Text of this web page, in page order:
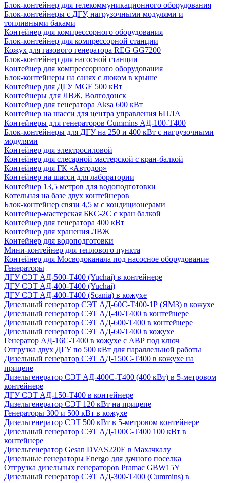
Блок-контейнер для телекоммуникационного оборудования
Блок-контейнеры с ДГУ, нагрузочными модулями и
топливными баками
Контейнер для компрессорного оборудования
Блок-контейнер для компрессорной станции
Кожух для газового генератора REG GG7200
Блок-контейнер для насосной станции
Контейнер для компрессорного оборудования
Блок-контейнеры на санях с люком в крыше
Контейнер для ДГУ MGE 500 кВт
Контейнеры для ЛВЖ, Волгодонск
Контейнер для генератора Aksa 600 кВт
Контейнер на шасси для центра управления БПЛА
Контейнеры для генераторов Cummins АД-100-Т400
Блок-контейнеры для ДГУ на 250 и 400 кВт с нагрузочными
модулями
Контейнер для электросиловой
Контейнер для слесарной мастерской с кран-балкой
Контейнер для ГК «Автодор»
Контейнер на шасси для лаборатории
Контейнер 13,5 метров для водоподготовки
Котельная на базе двух контейнеров
Блок-контейнер связи 4,5 м с кондиционерами
Контейнер-мастерская БКС-2С с кран балкой
Контейнер для генератора 400 кВт
Контейнер для хранения ЛВЖ
Контейнер для водоподготовки
Мини-контейнер для теплового пункта
Контейнер для Мосводоканала под насосное оборудование
Генераторы
ДГУ СЭТ АД-500-Т400 (Yuchai) в контейнере
ДГУ СЭТ АД-400-Т400 (Yuchai)
ДГУ СЭТ АД-400-Т400 (Scania) в кожухе
Дизельный генератор СЭТ АД-60С-Т400-1Р (ЯМЗ) в кожухе
Дизельный генератор СЭТ АД-40-Т400 в контейнере
Дизельный генератор СЭТ АД-600-Т400 в контейнере
Дизельный генератор СЭТ АД-60-Т400 в кожухе
Генератор АД-16С-Т400 в кожухе с АВР под ключ
Отгрузка двух ДГУ по 500 кВт для параллельной работы
Дизельный генератор СЭТ АД-150С-Т400 в кожухе на
прицепе
Дизельгенератор СЭТ АД-400С-Т400 (400 кВт) в 5-метровом
контейнере
ДГУ СЭТ АД-150-Т400 в контейнере
Дизельгенератор СЭТ 120 кВт на прицепе
Генераторы 300 и 500 кВт в кожухе
Дизельгенератор СЭТ 500 кВт в 5-метровом контейнере
Дизельный генератор СЭТ АД-100С-Т400 100 кВт в
контейнере
Дизельгенератор Gesan DVAS220E в Махачкалу
Дизельные генераторы Energo для дачного поселка
Отгрузка дизельных генераторов Pramac GВW15Y
Дизельный генератор СЭТ АД-300-Т400 (Cummins) в